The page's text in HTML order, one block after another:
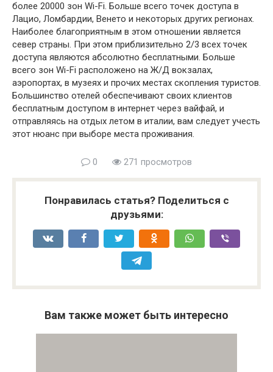
более 20000 зон Wi-Fi. Больше всего точек доступа в
Лацио, Ломбардии, Венето и некоторых других регионах.
Наиболее благоприятным в этом отношении является
север страны. При этом приблизительно 2/3 всех точек
доступа являются абсолютно бесплатными. Больше
всего зон Wi-Fi расположено на Ж/Д вокзалах,
аэропортах, в музеях и прочих местах скопления туристов.
Большинство отелей обеспечивают своих клиентов
бесплатным доступом в интернет через вайфай, и
отправляясь на отдых летом в италии, вам следует учесть
этот нюанс при выборе места проживания.
0 271 просмотров
Понравилась статья? Поделиться с
друзьями:
Вам также может быть интересно